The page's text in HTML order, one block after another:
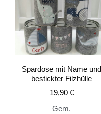
Spardose mit Name und
bestickter Filzhülle
19,90 €
Gem.